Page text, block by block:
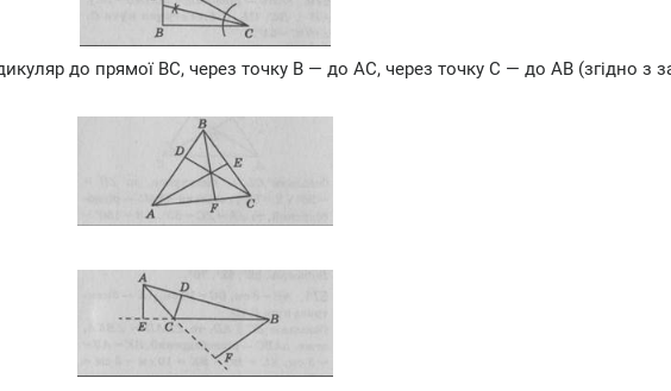
до прямої ВС, через точку В — до АС, через точку С — до АВ (згідно з